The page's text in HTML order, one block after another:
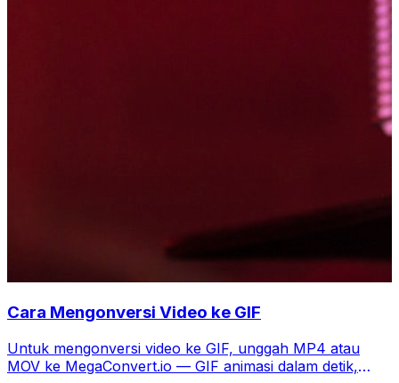
Cara Mengonversi Video ke GIF
Untuk mengonversi video ke GIF, unggah MP4 atau
MOV ke MegaConvert.io — GIF animasi dalam detik,